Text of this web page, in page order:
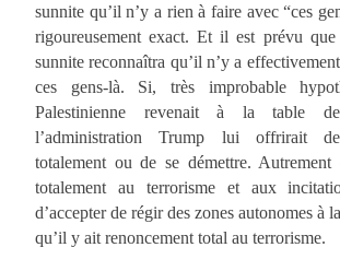
sunnite qu’il n’y a rien à faire avec “ces
rigoureusement exact. Et il est prévu
sunnite reconnaîtra qu’il n’y a
ces gens-là. Si, très improbable
Palestinienne revenait à la table
l’administration Trump lui offrirait
totalement ou de se démettre.
totalement au terrorisme et aux
d’accepter de régir des zones autonomes à
qu’il y ait renoncement total au terrorisme.